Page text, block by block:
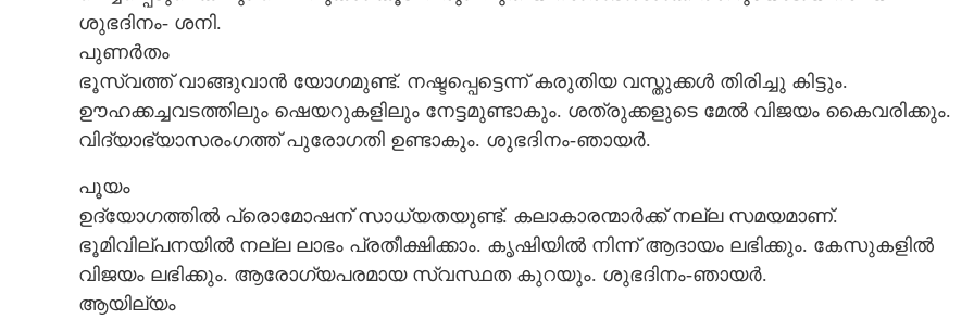
ശുഭദിനം- ശനി.
പുണർതം
ഭൂസ്വത്ത് വാങ്ങുവാൻ യോഗമുണ്ട്. നഷ്ടപ്പെട്ടെന്ന് കരുതിയ വസ്തുക്കൾ തിരിച്ചു കിട്ടും.
ഊഹക്കച്ചവടത്തിലും ഷെയറുകളിലും നേട്ടമുണ്ടാകും. ശത്രുക്കളുടെ മേൽ വിജയം കൈവരിക്കും.
വിദ്യാഭ്യാസരംഗത്ത് പുരോഗതി ഉണ്ടാകും. ശുഭദിനം-ഞായർ.
പൂയം
ഉദ്യോഗത്തിൽ പ്രൊമോഷന് സാധ്യതയുണ്ട്. കലാകാരന്മാർക്ക് നല്ല സമയമാണ്.
ഭൂമിവില്പനയിൽ നല്ല ലാഭം പ്രതീക്ഷിക്കാം. കൃഷിയിൽ നിന്ന് ആദായം ലഭിക്കും. കേസുകളിൽ
വിജയം ലഭിക്കും. ആരോഗ്യപരമായ സ്വസ്ഥത കുറയും. ശുഭദിനം-ഞായർ.
ആയില്യം